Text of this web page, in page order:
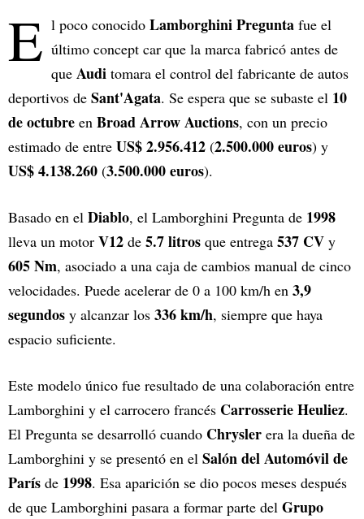
E l poco conocido Lamborghini Pregunta fue el
último concept car que la marca fabricó antes de
que Audi tomara el control del fabricante de autos
deportivos de Sant'Agata. Se espera que se subaste el 10
de octubre en Broad Arrow Auctions, con un precio
estimado de entre US$ 2.956.412 (2.500.000 euros) y
US$ 4.138.260 (3.500.000 euros).
Basado en el Diablo, el Lamborghini Pregunta de 1998
lleva un motor V12 de 5.7 litros que entrega 537 CV y
605 Nm, asociado a una caja de cambios manual de cinco
velocidades. Puede acelerar de 0 a 100 km/h en 3,9
segundos y alcanzar los 336 km/h, siempre que haya
espacio suficiente.
Este modelo único fue resultado de una colaboración entre
Lamborghini y el carrocero francés Carrosserie Heuliez.
El Pregunta se desarrolló cuando Chrysler era la dueña de
Lamborghini y se presentó en el Salón del Automóvil de
París de 1998. Esa aparición se dio pocos meses después
de que Lamborghini pasara a formar parte del Grupo